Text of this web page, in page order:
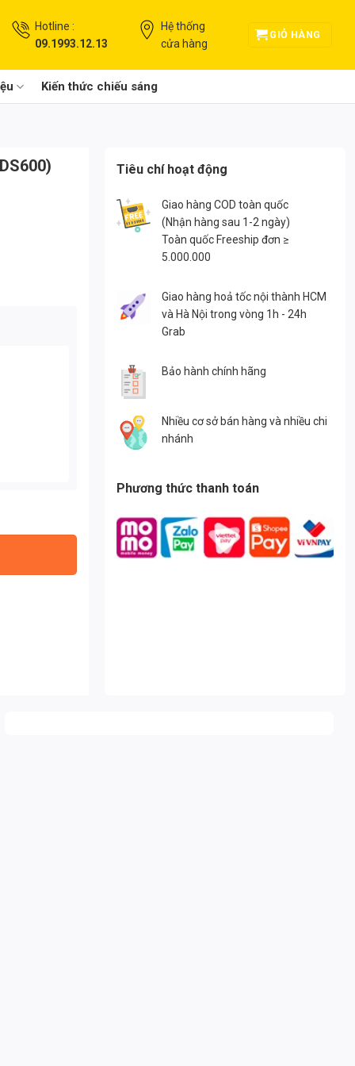
Hotline :
09.1993.12.13
Hệ thống
cửa hàng
GIỎ HÀNG
Kiến thức chiếu sáng
Tiêu chí hoạt động
Giao hàng COD toàn quốc
(Nhận hàng sau 1-2 ngày)
Toàn quốc Freeship đơn ≥
5.000.000
Giao hàng hoả tốc nội thành HCM
và Hà Nội trong vòng 1h - 24h
Grab
Bảo hành chính hãng
Nhiều cơ sở bán hàng và nhiều chi
nhánh
Phương thức thanh toán